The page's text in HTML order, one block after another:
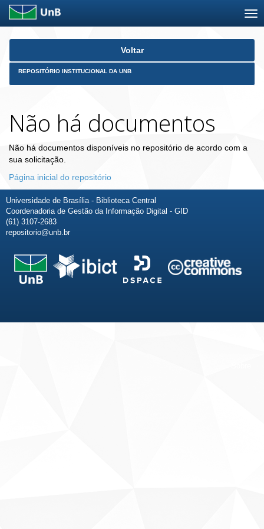
Skip
Voltar
REPOSITÓRIO INSTITUCIONAL DA UNB
Não há documentos
Não há documentos disponíveis no repositório de acordo com a
sua solicitação.
Página inicial do repositório
Universidade de Brasília - Biblioteca Central
Coordenadoria de Gestão da Informação Digital - GID
(61) 3107-2683
repositorio@unb.br